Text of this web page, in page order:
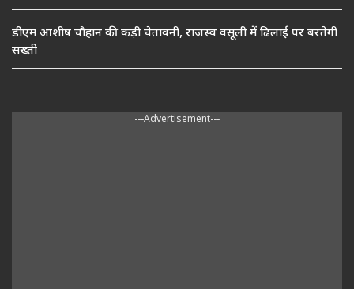
डीएम आशीष चौहान की कड़ी चेतावनी, राजस्व वसूली में ढिलाई पर बरतेगी
सख्ती
---Advertisement---